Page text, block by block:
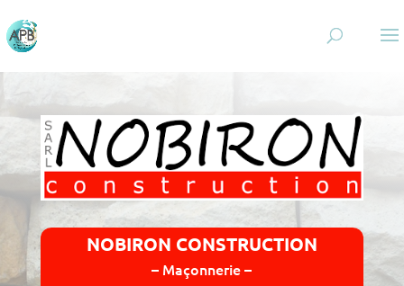
NOBIRON CONSTRUCTION
– Maçonnerie –